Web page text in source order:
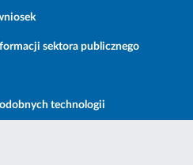
sektora publicznego
technologii